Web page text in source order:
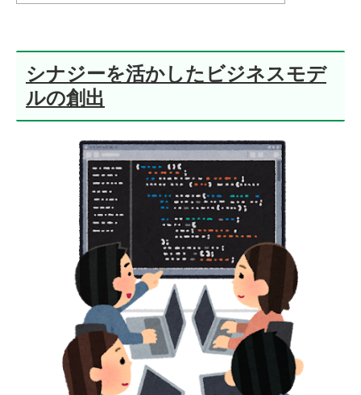
シナジーを活かしたビジネスモデ
ルの創出